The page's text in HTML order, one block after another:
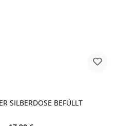
SILBERDOSE BEFÜLLT